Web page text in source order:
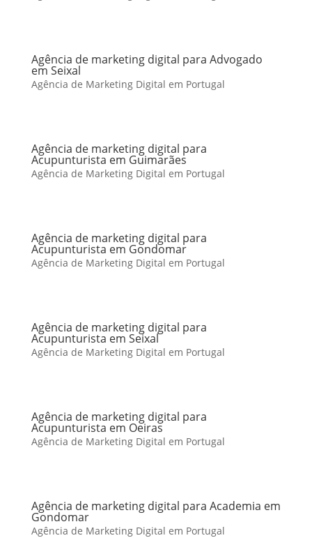
Agência de marketing digital para Advogado
em Seixal
Agência de Marketing Digital em Portugal
Agência de marketing digital para
Acupunturista em Guimarães
Agência de Marketing Digital em Portugal
Agência de marketing digital para
Acupunturista em Gondomar
Agência de Marketing Digital em Portugal
Agência de marketing digital para
Acupunturista em Seixal
Agência de Marketing Digital em Portugal
Agência de marketing digital para
Acupunturista em Oeiras
Agência de Marketing Digital em Portugal
Agência de marketing digital para Academia em
Gondomar
Agência de Marketing Digital em Portugal